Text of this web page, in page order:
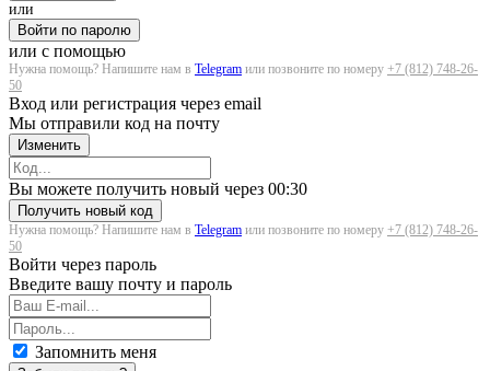
или
Войти по паролю
или с помощью
Нужна помощь? Напишите нам в Telegram или позвоните по номеру +7 (812) 748-26-
50
Вход или регистрация через email
Мы отправили код на почту
Изменить
Загрузка...
Вы можете получить новый через 00:30
Получить новый код
Нужна помощь? Напишите нам в Telegram или позвоните по номеру +7 (812) 748-26-
50
Войти через пароль
Введите вашу почту и пароль
Запомнить меня